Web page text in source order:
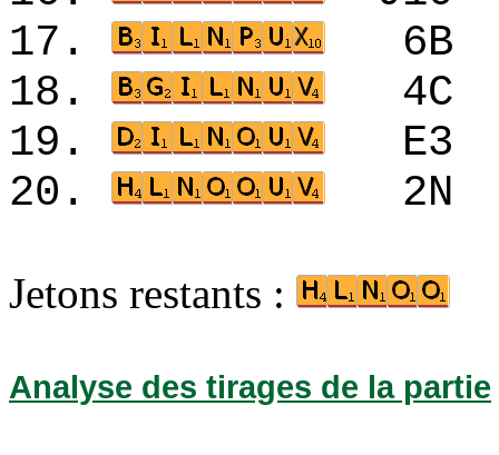
17.
18.
19.
20.
Jetons restants :
Analyse des tirages de la partie